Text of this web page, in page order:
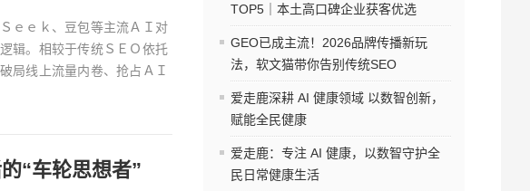
TOP5｜本土高口碑企业获客优选
GEO已成主流！2026品牌传播新玩
法，软文猫带你告别传统SEO
爱走鹿深耕 AI 健康领域 以数智创新，
赋能全民健康
爱走鹿：专注 AI 健康，以数智守护全
民日常健康生活
ｅｅｋ、豆包等主流ＡＩ对
辑。相较于传统ＳＥＯ依托
局线上流量内卷、抢占ＡＩ
“车轮思想者”